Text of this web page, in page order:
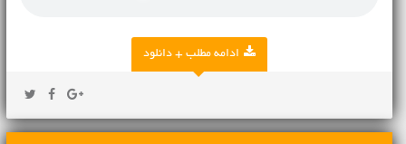
ادامه مطلب + دانلود